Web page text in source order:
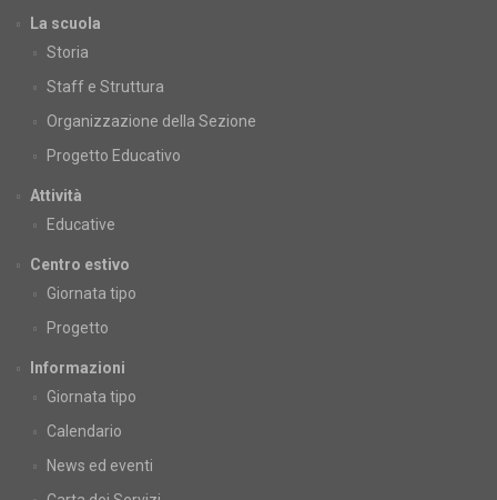
La scuola
Storia
Staff e Struttura
Organizzazione della Sezione
Progetto Educativo
Attività
Educative
Centro estivo
Giornata tipo
Progetto
Informazioni
Giornata tipo
Calendario
News ed eventi